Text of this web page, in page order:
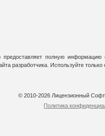
полную
разработчика. Используйте
© 2010-2026 Лицензионный
Политика